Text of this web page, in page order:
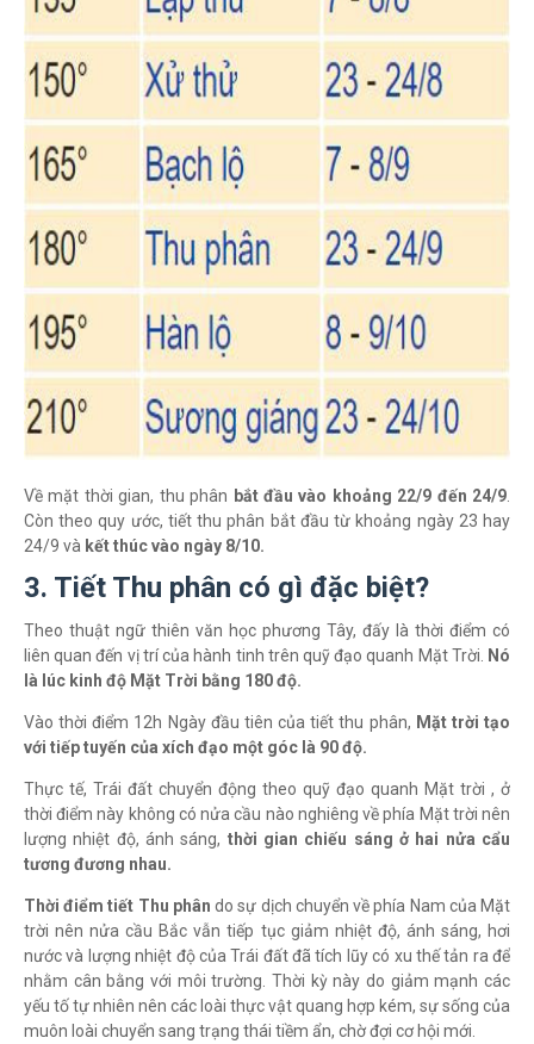
Về mặt thời gian, thu phân bắt đầu vào khoảng 22/9 đến 24/9
Còn theo quy ước, tiết thu phân bắt đầu từ khoảng ngày 23 hay
24/9 và kết thúc vào ngày 8/10.
3. Tiết Thu phân có gì đặc biệt?
Theo thuật ngữ thiên văn học phương Tây, đấy là thời điểm có
liên quan đến vị trí của hành tinh trên quỹ đạo quanh Mặt Trời.
Nó
là lúc kinh độ Mặt Trời bằng 180 độ.
Vào thời điểm 12h Ngày đầu tiên của tiết thu phân, Mặt trời tạo
với tiếp tuyến của xích đạo một góc là 90 độ.
Thực tế, Trái đất chuyển động theo quỹ đạo quanh Mặt trời , ở
thời điểm này không có nửa cầu nào nghiêng về phía Mặt trời nên
lượng nhiệt độ, ánh sáng, thời gian chiếu sáng ở hai nửa cẩu
tương đương nhau.
Thời điểm tiết Thu phân do sự dịch chuyển về phía Nam của Mặt
trời nên nửa cầu Bắc vẫn tiếp tục giảm nhiệt độ, ánh sáng, hơi
nước và lượng nhiệt độ của Trái đất đã tích lũy có xu thế tản ra để
nhằm cân bằng với môi trường. Thời kỳ này do giảm mạnh các
yếu tố tự nhiên nên các loài thực vật quang hợp kém, sự sống của
muôn loài chuyển sang trạng thái tiềm ẩn, chờ đợi cơ hội mới.